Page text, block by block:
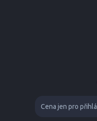
Cena jen pro